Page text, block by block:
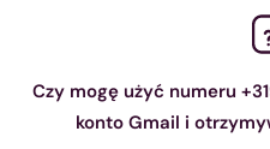
Czy mogę użyć numeru
konto Gmail i